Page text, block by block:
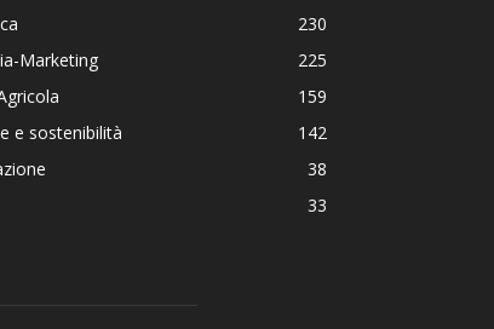
230
Marketing
225
159
e sostenibilità
142
38
33